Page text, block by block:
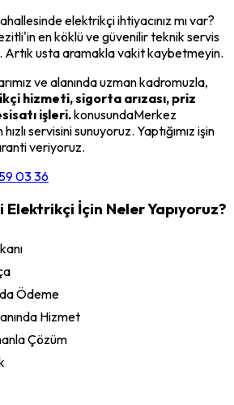
elektrikçiihtiyacınız mı var?
'in en köklü ve güvenilir teknik servis
Artık usta aramakla vakit kaybetmeyin.
ve alanında uzman kadromuzla,
hizmeti, sigorta arızası, priz
işleri.konusundaMerkez
servisini sunuyoruz. Yaptığımız işin
veriyoruz.
03 36
Elektrikçi İçin Neler Yapıyoruz?
Ödeme
Hizmet
Çözüm